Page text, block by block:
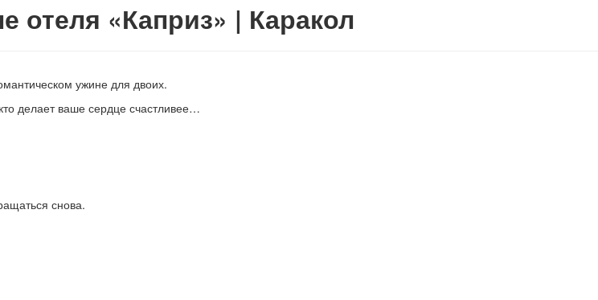
отеля «Каприз» | Каракол
ужине для двоих.
делает ваше сердце счастливее…
снова.